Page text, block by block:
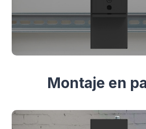
Montaje en